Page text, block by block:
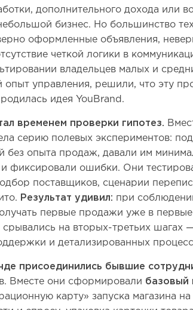
дополнительного дохода или
бизнес. Но большинство
оформленные объявления,
четкой логики в
владельцев малых и
опыт управления, решили, что эту
идея YouBrand.
временем проверки гипотез.
серию полевых экспериментов:
без опыта продаж, давали им
и фиксировали ошибки. Они
поставщиков, сценарии
Результат удивил: при
первые продажи уже в
срывались на вторых-третьих шагах —
и детализированных
присоединились бывшие
Вместе они сформировали базовый
карту» запуска магазина